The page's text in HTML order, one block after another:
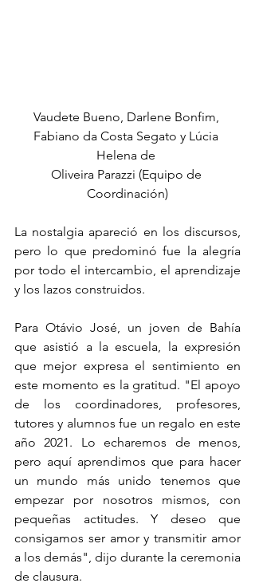
Vaudete Bueno, Darlene Bonfim,
Fabiano da Costa Segato y Lúcia
Helena de
Oliveira Parazzi (Equipo de
Coordinación)
La nostalgia apareció en los discursos,
pero lo que predominó fue la alegría
por todo el intercambio, el aprendizaje
y los lazos construidos.
Para Otávio José, un joven de Bahía
que asistió a la escuela, la expresión
que mejor expresa el sentimiento en
este momento es la gratitud. "El apoyo
de los coordinadores, profesores,
tutores y alumnos fue un regalo en este
año 2021. Lo echaremos de menos,
pero aquí aprendimos que para hacer
un mundo más unido tenemos que
empezar por nosotros mismos, con
pequeñas actitudes. Y deseo que
consigamos ser amor y transmitir amor
a los demás", dijo durante la ceremonia
de clausura.